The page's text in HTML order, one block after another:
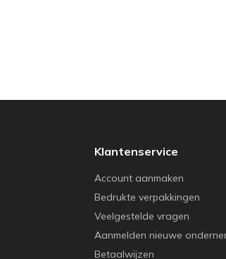
Klantenservice
Account aanmaken
Bedrukte verpakkingen
Veelgestelde vragen
Aanmelden nieuwe
Betaalwijzen